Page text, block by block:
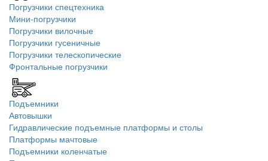
Погрузчики спецтехника
Мини-погрузчики
Погрузчики вилочные
Погрузчики гусеничные
Погрузчики телескопические
Фронтальные погрузчики
Подъемники
Автовышки
Гидравлические подъемные платформы и столы
Платформы мачтовые
Подъемники коленчатые